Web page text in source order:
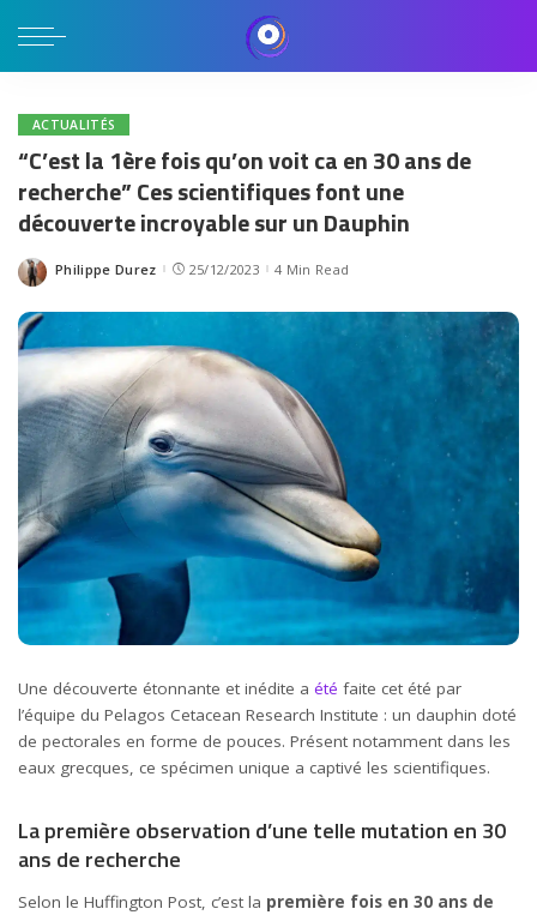
ACTUALITÉS
“C’est la 1ère fois qu’on voit ca en 30 ans de
recherche” Ces scientifiques font une
découverte incroyable sur un Dauphin
Posted
Philippe Durez 25/12/2023 4 Min Read
Une découverte étonnante et inédite a été faite cet été par
l’équipe du Pelagos Cetacean Research Institute : un dauphin doté
de pectorales en forme de pouces. Présent notamment dans les
eaux grecques, ce spécimen unique a captivé les scientifiques.
La première observation d’une telle mutation en 30
ans de recherche
Selon le Huffington Post, c’est la première fois en 30 ans de